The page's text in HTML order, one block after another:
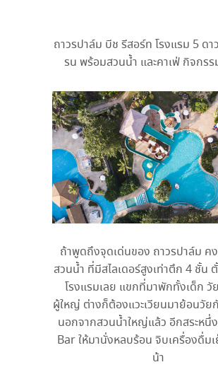
ถาวรปาล์ม บีช รีสอร์ท โรงแรม 5 ดา
รน พร้อมสวนน้ำ และคาเฟ่ กิจกร
ถ้าพูดถึงจุดเด่นของ ถาวรปาล์ม ค
สวนน้ำ ที่มีสไลเดอร์สูงเท่าตึก 4 ชั้น
โรงแรมเลย แขกที่มาพักทั้งเด็ก วั
ผู้ใหญ่ ต่างก็ต้องแวะเวียนมาย้อนวัย
นอกจากสวนน้ำใหญ่แล้ว อีกสระหนึ่
Bar ให้มานั่งหลบร้อน จิบเครื่องดื่ม
น้า